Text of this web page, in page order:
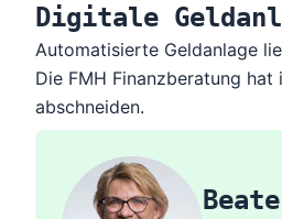
Digitale
Automatisierte Geldanlage
Die FMH Finanzberatung
abschneiden.